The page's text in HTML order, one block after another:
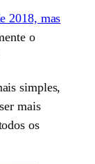
2018, mas
o
simples,
mais
os